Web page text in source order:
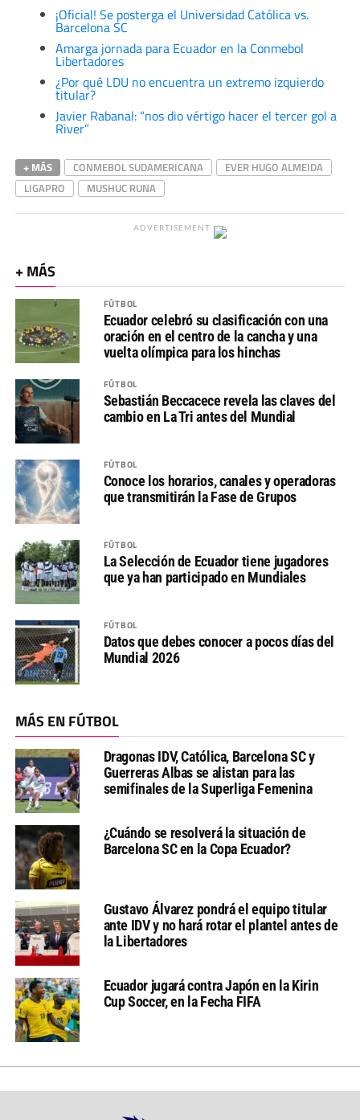
¡Oficial! Se posterga el Universidad Católica vs.
Barcelona SC
Amarga jornada para Ecuador en la Conmebol
Libertadores
¿Por qué LDU no encuentra un extremo izquierdo
titular?
Javier Rabanal: “nos dio vértigo hacer el tercer gol a
River”
+ MÁS CONMEBOL SUDAMERICANA
EVER HUGO ALMEIDA
LIGAPRO
MUSHUC RUNA
ADVERTISEMENT
+ MÁS
FÚTBOL
Ecuador celebró su clasificación con una
oración en el centro de la cancha y una
vuelta olímpica para los hinchas
FÚTBOL
Sebastián Beccacece revela las claves del
cambio en La Tri antes del Mundial
FÚTBOL
Conoce los horarios, canales y operadoras
que transmitirán la Fase de Grupos
FÚTBOL
La Selección de Ecuador tiene jugadores
que ya han participado en Mundiales
FÚTBOL
Datos que debes conocer a pocos días del
Mundial 2026
MÁS EN FÚTBOL
Dragonas IDV, Católica, Barcelona SC y
Guerreras Albas se alistan para las
semifinales de la Superliga Femenina
¿Cuándo se resolverá la situación de
Barcelona SC en la Copa Ecuador?
Gustavo Álvarez pondrá el equipo titular
ante IDV y no hará rotar el plantel antes de
la Libertadores
Ecuador jugará contra Japón en la Kirin
Cup Soccer, en la Fecha FIFA